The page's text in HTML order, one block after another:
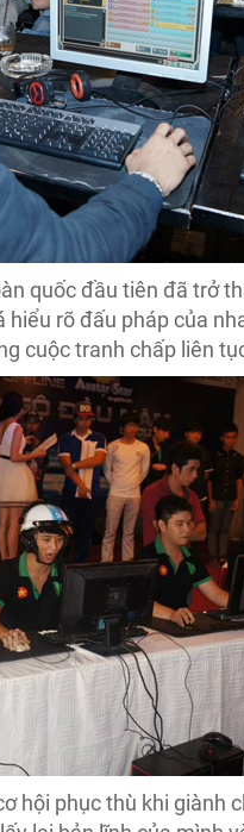
quốc đầu tiên đã trở
hiểu rõ đấu pháp của
cuộc tranh chấp liên
hội phục thù khi giành